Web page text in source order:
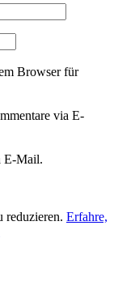
Browser für
via E-
E-Mail.
reduzieren. Erfahre,